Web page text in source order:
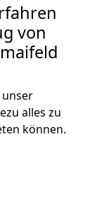
von
alles zu
können.